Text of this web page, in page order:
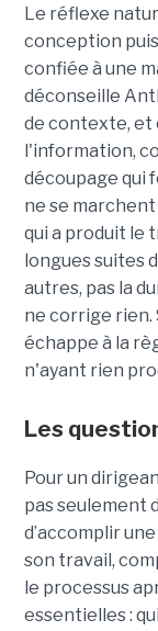
Le réflexe
conception
confiée à une
déconseille
de contexte, et
l'information,
découpage qui
ne se marchent
qui a produit le
longues suites
autres, pas la
ne corrige rien.
échappe à la
n'ayant rien
Les
Pour un
pas seulement
d’accomplir
son travail,
le processus
essentielles :